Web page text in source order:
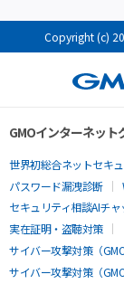
Copyright (c)
GMOインターネッ
世界初総合ネットセキ
パスワード漏洩診断
セキュリティ相談AIチャ
実在証明・盗聴対策
サイバー攻撃対策（
サイバー攻撃対策（GMO